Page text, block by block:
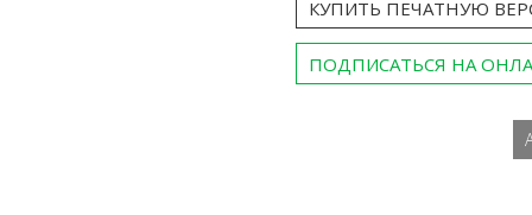
КУПИТЬ ПЕЧАТНУЮ
ПОДПИСАТЬСЯ НА